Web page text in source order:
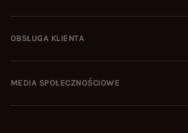
OBSŁUGA KLIENTA
MEDIA SPOŁECZNOŚCIOWE